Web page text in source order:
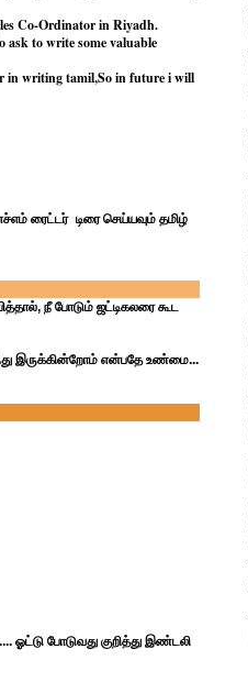
Co-Ordinator in Riyadh.
ask to write some valuable
in writing tamil,So in future i will
ரைட்டர் டிரை செய்யவும் தமிழ்
நீ போடும் ஜட்டிகலரை கூட
இருக்கின்றோம் என்பதே உண்மை...
ஓட்டு போடுவது குறித்து இண்டலி